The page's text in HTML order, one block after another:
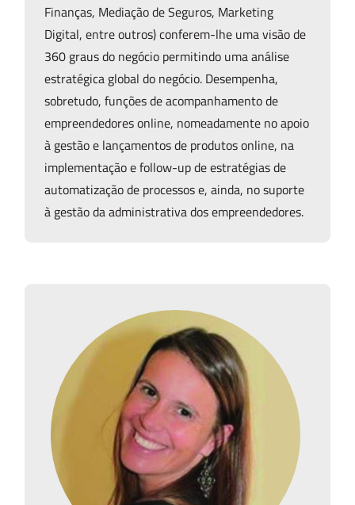
Finanças, Mediação de Seguros, Marketing
Digital, entre outros) conferem-lhe uma visão de
360 graus do negócio permitindo uma análise
estratégica global do negócio. Desempenha,
sobretudo, funções de acompanhamento de
empreendedores online, nomeadamente no apoio
à gestão e lançamentos de produtos online, na
implementação e follow-up de estratégias de
automatização de processos e, ainda, no suporte
à gestão da administrativa dos empreendedores.